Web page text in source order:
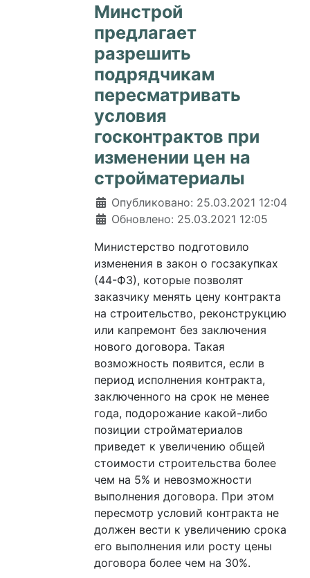
Минстрой
предлагает
разрешить
подрядчикам
пересматривать
условия
госконтрактов при
изменении цен на
стройматериалы
Информация о материале
Опубликовано: 25.03.2021 12:04
Обновлено: 25.03.2021 12:05
Министерство подготовило
изменения в закон о госзакупках
(44-ФЗ), которые позволят
заказчику менять цену контракта
на строительство, реконструкцию
или капремонт без заключения
нового договора. Такая
возможность появится, если в
период исполнения контракта,
заключенного на срок не менее
года, подорожание какой-либо
позиции стройматериалов
приведет к увеличению общей
стоимости строительства более
чем на 5% и невозможности
выполнения договора. При этом
пересмотр условий контракта не
должен вести к увеличению срока
его выполнения или росту цены
договора более чем на 30%.